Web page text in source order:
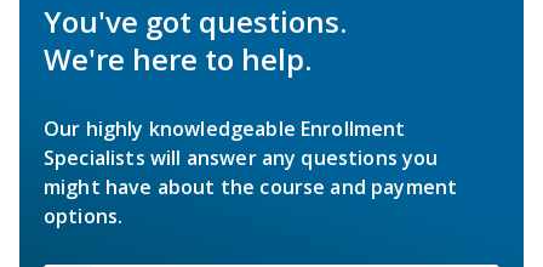
You've got questions.
We're here to help.
Our highly knowledgeable Enrollment
Specialists will answer any questions you
might have about the course and payment
options.